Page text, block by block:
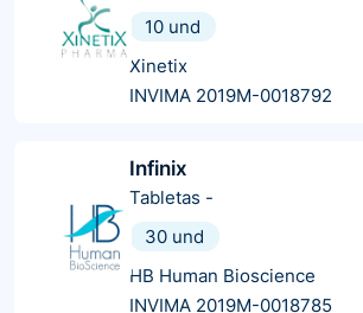
10 und
Xinetix
INVIMA 2019M-0018792
Infinix
Tabletas -
30 und
HB Human Bioscience
INVIMA 2019M-0018785